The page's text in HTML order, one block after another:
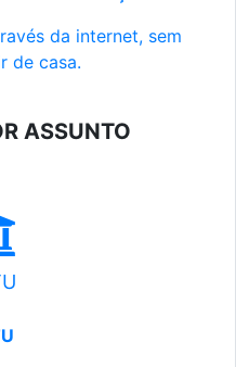
da internet, sem
de casa.
ASSUNTO